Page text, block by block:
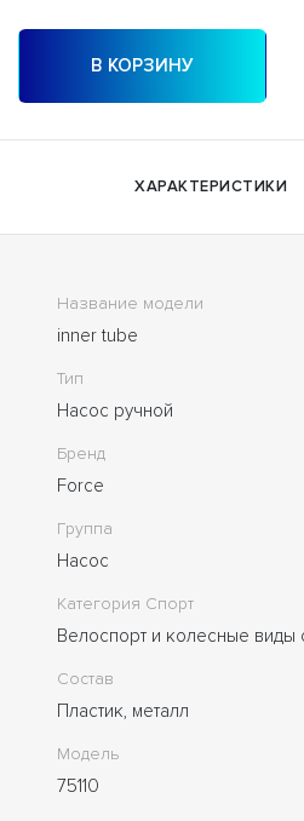
В КОРЗИНУ
ХАРАКТЕРИСТИКИ
Название модели
inner tube
Тип
Насос ручной
Бренд
Force
Группа
Насос
Категория Спорт
Велоспорт и колесные виды
Состав
Пластик, металл
Модель
75110